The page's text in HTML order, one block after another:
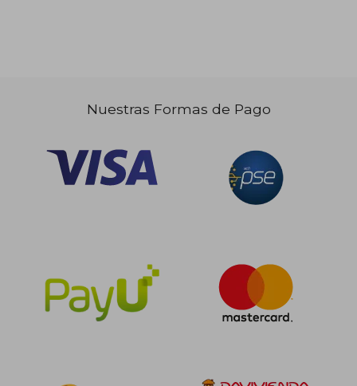
Nuestras Formas de Pago